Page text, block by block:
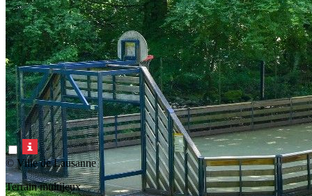
© Ville de Lausanne
Terrain multijeux